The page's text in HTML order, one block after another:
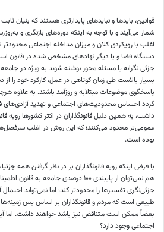
قوانین، بایدها و نبایدهای پایدارتری هستند که بنیان
شمار می‌آیند و با توجه به اینکه دوره‌های بازنگری و
اغلب با رویکردی کلان و میزان مداخله اجتماعی
دستگاه قضا و یا دیگر نهادهای مشخص شده در قانون
جزئینگرانهیا مسئله محور نوشته شوند به ویژه در
بسیار بالاست طی زمان کوتاهی در عمل، کارکرد خود را
پاسخگوی موضوعات مبتلابه و روزآمد باشند. به علاوه
گردد احساس محدودیت‌های اجتماعی و تهدید آزادی‌های
داشت، به همین دلیل قانونگذاران در اکثر کشورها رویه
عمومی‌تر محدود می‌کنند؛ که این روش در اغلب
بوده است.
با فرض اینکه رویه قانونگذاران بر در نظر گرفتن همه
هم نمی‌توان از پایبندی ۱۰۰ درصدی
جزئی‌نگری تفسیرها را محدودتر کند؛ اما نمی‌تواند
طبیعی است که مردم و قانونگذاران بر اساس پس
بعضاً ممکن است متناقض نیز باشد خواهند داشت. اما
اجتماعی وجود دارد؟